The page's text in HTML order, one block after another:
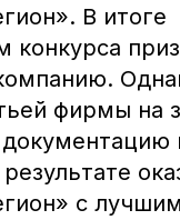
В итоге
конкурса
фирмы на
с лучшим